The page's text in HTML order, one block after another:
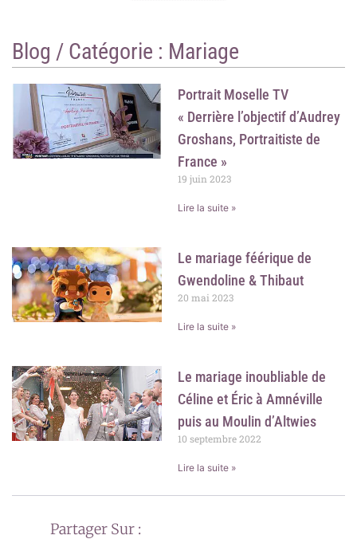
Blog / Catégorie : Mariage
Portrait Moselle TV
« Derrière l’objectif d’Audrey
Groshans, Portraitiste de
France »
19 juin 2023
Lire la suite »
Le mariage féérique de
Gwendoline & Thibaut
20 mai 2023
Lire la suite »
Le mariage inoubliable de
Céline et Éric à Amnéville
puis au Moulin d’Altwies
10 septembre 2022
Lire la suite »
Partager Sur :